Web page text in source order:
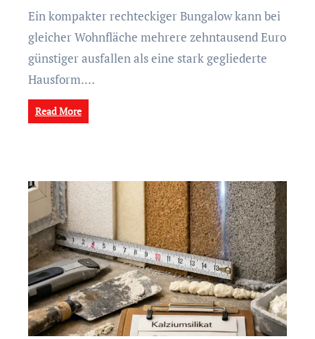
Ein kompakter rechteckiger Bungalow kann bei
gleicher Wohnfläche mehrere zehntausend Euro
günstiger ausfallen als eine stark gegliederte
Hausform.…
Read More